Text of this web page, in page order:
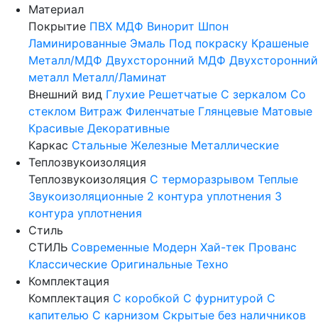
Материал
Покрытие ПВХ МДФ Винорит Шпон
Ламинированные Эмаль Под покраску Крашеные
Металл/МДФ Двухсторонний МДФ Двухсторонний
металл Металл/Ламинат
Внешний вид Глухие Решетчатые С зеркалом Со
стеклом Витраж Филенчатые Глянцевые Матовые
Красивые Декоративные
Каркас Стальные Железные Металлические
Теплозвукоизоляция
Теплозвукоизоляция С терморазрывом Теплые
Звукоизоляционные 2 контура уплотнения 3
контура уплотнения
Стиль
СТИЛЬ Современные Модерн Хай-тек Прованс
Классические Оригинальные Техно
Комплектация
Комплектация С коробкой С фурнитурой С
капителью С карнизом Скрытые без наличников